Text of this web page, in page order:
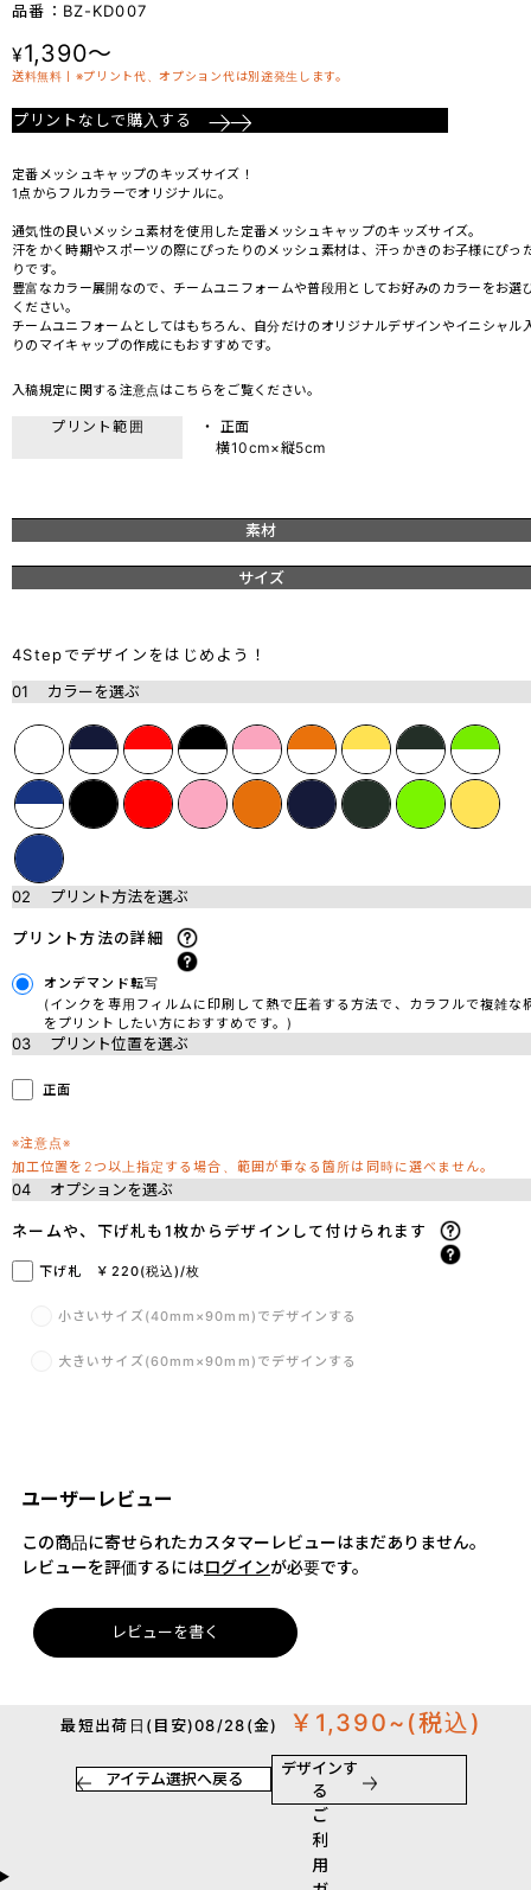
品番：BZ-KD007
¥1,390～
送料無料丨※プリント代、オプション代は別途発生します。
プリントなしで購入する
定番メッシュキャップのキッズサイズ！
1点からフルカラーでオリジナルに。
通気性の良いメッシュ素材を使用した定番メッシュキャップのキッズサイズ。
汗をかく時期やスポーツの際にぴったりのメッシュ素材は、汗っかきのお子様にぴっ
りです。
豊富なカラー展開なので、チームユニフォームや普段用としてお好みのカラーをお選
ください。
チームユニフォームとしてはもちろん、自分だけのオリジナルデザインやイニシャル
りのマイキャップの作成にもおすすめです。
入稿規定に関する注意点は こちら をご覧ください。
プリント範囲
・ 正面
横10cm×縦5cm
素材
サイズ
4Stepでデザインをはじめよう！
01
カラーを選ぶ
02 プリント方法を選ぶ
プリント方法の詳細
オンデマンド転写
(インクを専用フィルムに印刷して熱で圧着する方法で、カラフルで複雑な
をプリントしたい方におすすめです。)
03 プリント位置を選ぶ
正面
※注意点※
加工位置を2つ以上指定する場合、範囲が重なる箇所は同時に選べません。
04 オプションを選ぶ
ネームや、下げ札も1枚からデザインして付けられます
下げ札 ￥220(税込)/枚
小さいサイズ(40mm×90mm)でデザインする
大きいサイズ(60mm×90mm)でデザインする
ユーザーレビュー
この商品に寄せられたカスタマーレビューはまだありません。
レビューを評価するにはログインが必要です。
レビューを書く
最短出荷日(目安)08/28(金) ￥1,390~ (税込)
アイテム選択へ戻る
デザインす
る
ご
利
用